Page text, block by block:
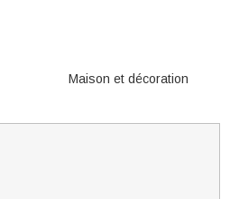
Maison et décoration